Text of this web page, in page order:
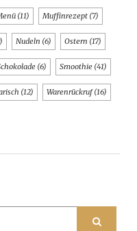
(11) Muffinrezept (7)
Nudeln (6) Ostern (17)
(6) Smoothie (41)
(12) Warenrückruf(16)